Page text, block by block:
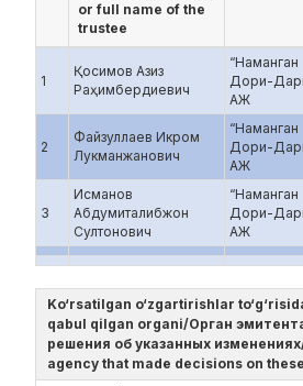
or full name of the
trustee
1
Қосимов Азиз
Раҳимбердиевич
“Наманган
Дори-
АЖ
2
Файзуллаев Икром
Лукманжанович
“Наманган
Дори-
АЖ
3
Исманов
Абдумиталибжон
Султонович
“Наманган
Дори-
АЖ
Ko‘rsatilgan o‘zgartirishlar
qabul qilgan organi/Орган
решения об указанных
agency that made decisions on